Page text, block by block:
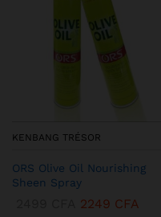
KENBANG TRÉSOR
ORS Olive Oil Nourishing
Sheen Spray
2249 CFA